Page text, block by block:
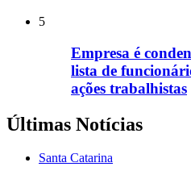
5
Empresa é
lista de
ações trabalhistas
Últimas Notícias
Santa Catarina